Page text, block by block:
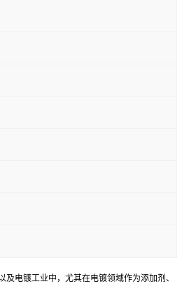
电镀工业中，尤其在电镀领域作为添加剂、